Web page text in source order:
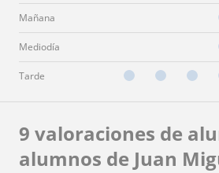
Mañana
Mediodía
Tarde
9 valoraciones de
alumnos de Juan